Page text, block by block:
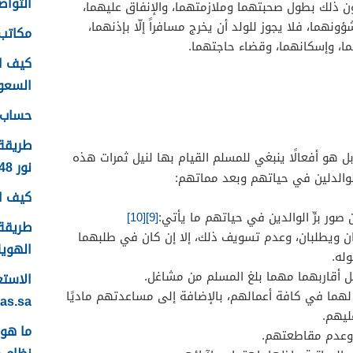
بطول صحبتهما وملازمتهما، والإنفاق عليهما،
فلا يجوز للولد أن يخرج مسافراً إلّا بإذنهما،
وإسكانهما، وقضاء حاجتهما.
هو أفعالًا ينبغي للمسلم القيام بها لنيل ثمرات هذه
في حياتهم وبعد مماتهم:
صور برِّ الوالدين في حياتهم ما يأتي:[9]
[10]
ويطلبان، وعدم تسويف ذلك، إلا إن كان في طلبهما
أقاربهما مهما بلغ المسلم من مشاغل.
في كافة أعمالهم، بالإضافة إلى مساعدتهم ماديًا
مقاطعتهم.
كيف
حساب
نور 1448
كيف
الهوية